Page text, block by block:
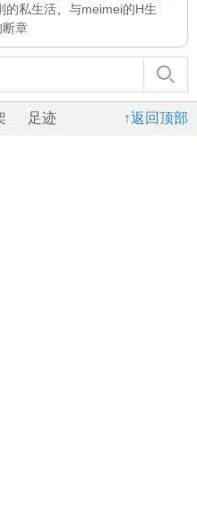
的私生活
与meimei的H生
断章
↑返回顶部
足迹